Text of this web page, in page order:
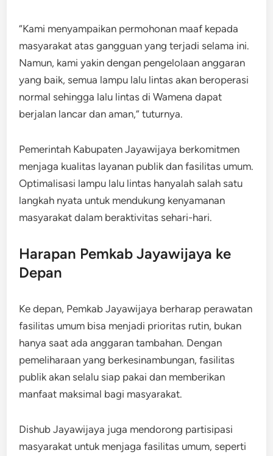
“Kami menyampaikan permohonan maaf kepada
masyarakat atas gangguan yang terjadi selama ini.
Namun, kami yakin dengan pengelolaan anggaran
yang baik, semua lampu lalu lintas akan beroperasi
normal sehingga lalu lintas di Wamena dapat
berjalan lancar dan aman,” tuturnya.
Pemerintah Kabupaten Jayawijaya berkomitmen
menjaga kualitas layanan publik dan fasilitas umum.
Optimalisasi lampu lalu lintas hanyalah salah satu
langkah nyata untuk mendukung kenyamanan
masyarakat dalam beraktivitas sehari-hari.
Harapan Pemkab Jayawijaya ke
Depan
Ke depan, Pemkab Jayawijaya berharap perawatan
fasilitas umum bisa menjadi prioritas rutin, bukan
hanya saat ada anggaran tambahan. Dengan
pemeliharaan yang berkesinambungan, fasilitas
publik akan selalu siap pakai dan memberikan
manfaat maksimal bagi masyarakat.
Dishub Jayawijaya juga mendorong partisipasi
masyarakat untuk menjaga fasilitas umum, seperti